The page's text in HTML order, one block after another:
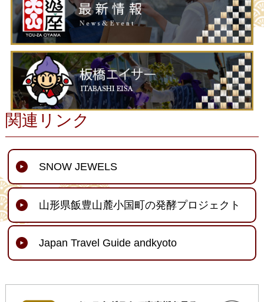
関連リンク
SNOW JEWELS
山形県飯豊山麓小国町の発酵プロジェクト
Japan Travel Guide andkyoto